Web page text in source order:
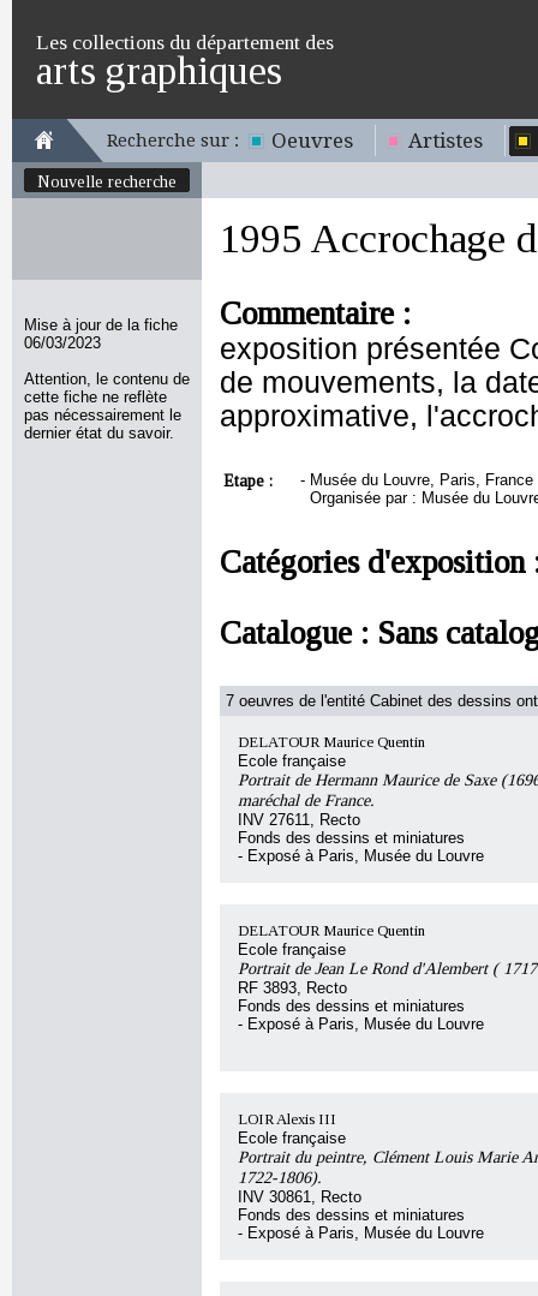
Les collections du département des
arts graphiques
Recherche sur : Oeuvres Artistes
Nouvelle recherche
Mise à jour de la fiche
06/03/2023
Attention, le contenu de
cette fiche ne reflète
pas nécessairement le
dernier état du savoir.
1995 Accrochage
Commentaire :
exposition présentée
de mouvements, la
approximative,
Etape : - Musée du Louvre, Paris,
Organisée par : Musée du
Catégories
Catalogue : Sans
7 oeuvres de l'entité Cabinet des dessins
DELATOUR Maurice Quentin
Ecole française
Portrait de Hermann Maurice de Saxe
maréchal de France.
INV 27611, Recto
Fonds des dessins et miniatures
- Exposé à Paris, Musée du Louvre
DELATOUR Maurice Quentin
Ecole française
Portrait de Jean Le Rond d'Alembert (
RF 3893, Recto
Fonds des dessins et miniatures
- Exposé à Paris, Musée du Louvre
LOIR Alexis III
Ecole française
Portrait du peintre, Clément Louis Marie
1722-1806).
INV 30861, Recto
Fonds des dessins et miniatures
- Exposé à Paris, Musée du Louvre